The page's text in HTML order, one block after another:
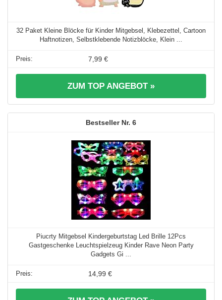
32 Paket Kleine Blöcke für Kinder Mitgebsel, Klebezettel, Cartoon
Haftnotizen, Selbstklebende Notizblöcke, Klein ...
7,99 €
ZUM TOP ANGEBOT »
6
Piucrty Mitgebsel Kindergeburtstag Led Brille 12Pcs
Gastgeschenke Leuchtspielzeug Kinder Rave Neon Party
Gadgets Gi ...
14,99 €